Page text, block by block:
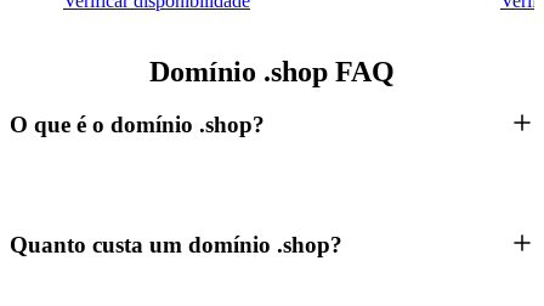
Domínio .shop FAQ
O que é o domínio .shop?
Quanto custa um domínio .shop?